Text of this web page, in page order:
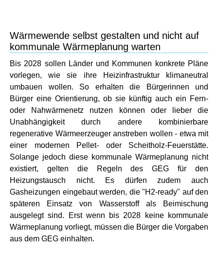
Wärmewende selbst gestalten und nicht auf
kommunale Wärmeplanung warten
Bis 2028 sollen Länder und Kommunen konkrete Pläne
vorlegen, wie sie ihre Heizinfrastruktur klimaneutral
umbauen wollen. So erhalten die Bürgerinnen und
Bürger eine Orientierung, ob sie künftig auch ein Fern-
oder Nahwärmenetz nutzen können oder lieber die
Unabhängigkeit durch andere kombinierbare
regenerative Wärmeerzeuger anstreben wollen - etwa mit
einer modernen Pellet- oder Scheitholz-Feuerstätte.
Solange jedoch diese kommunale Wärmeplanung nicht
existiert, gelten die Regeln des GEG für den
Heizungstausch nicht. Es dürfen zudem auch
Gasheizungen eingebaut werden, die "H2-ready" auf den
späteren Einsatz von Wasserstoff als Beimischung
ausgelegt sind. Erst wenn bis 2028 keine kommunale
Wärmeplanung vorliegt, müssen die Bürger die Vorgaben
aus dem GEG einhalten.